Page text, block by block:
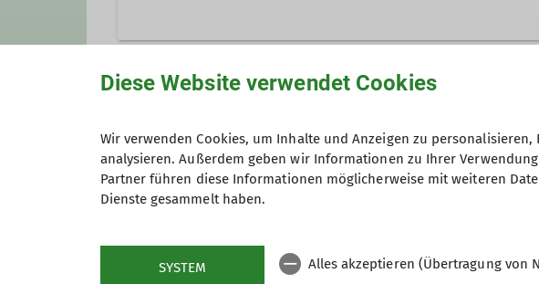
55595 Traisen
Sektionsveranstaltung
Diese Website verwendet Cookies
Wir verwenden Cookies, um Inhalte und Anzeigen zu
analysieren. Außerdem geben wir Informationen zu Ihrer
Partner führen diese Informationen möglicherweise mit weiteren
Dienste gesammelt haben.
SYSTEM Alles akzeptieren (Übertragung von